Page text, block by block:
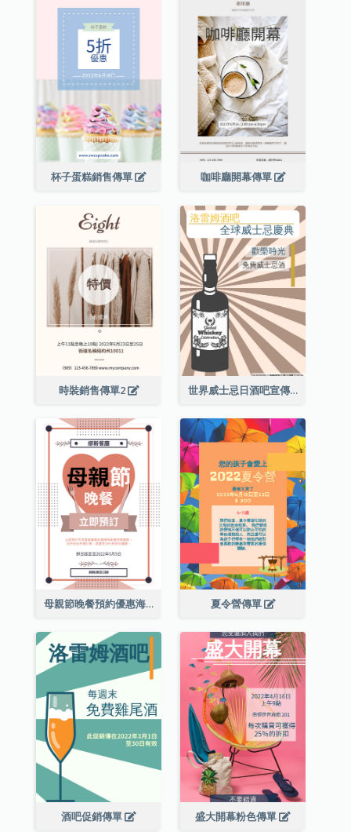
杯子蛋糕銷售傳單 咖啡廳開幕傳單
時裝銷售傳單2 世界威士忌日酒吧宣傳傳單
母親節晚餐預約優惠海報 夏令營傳單
酒吧促銷傳單 盛大開幕粉色傳單